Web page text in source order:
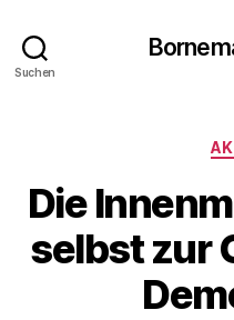
Suchen
Die
selbst zur